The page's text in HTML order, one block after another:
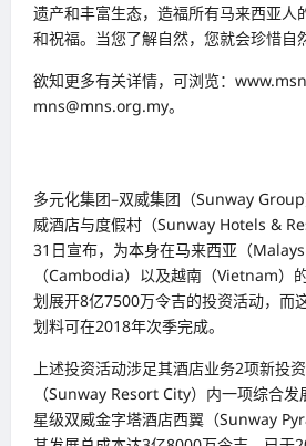
遗产和丰富生态，造福所有马来西亚人
和祝福。当您了解自然，您就会珍惜自
欲知更多有关详情，可浏览：
mns@mns.org.my。
多元化集团–双威集团（Sunway
威酒店与度假村（Sunway Hotels &
31日宣布，为本身在马来西亚（
（Cambodia）以及越南（Vietnam）
划展开8亿7500万令吉的投资活动，而
划料可在2018年次季完成。
上述投资活动涉足其酒店业务2项新投
（Sunway Resort City）内一项综合
星级双威金字塔酒店西翼（Sunway